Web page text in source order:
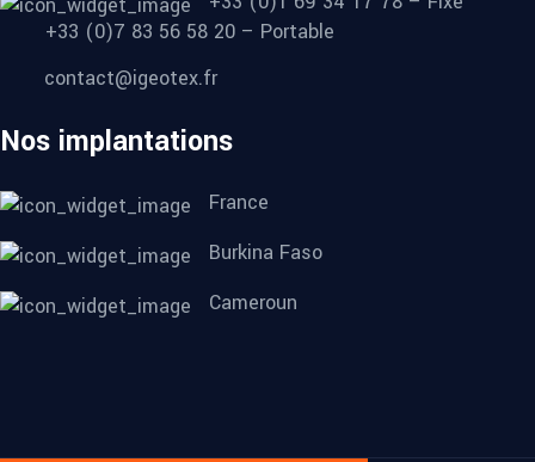
+33 (0)7 83 56 58 20 – Portable
contact@igeotex.fr
Nos implantations
France
Burkina Faso
Cameroun